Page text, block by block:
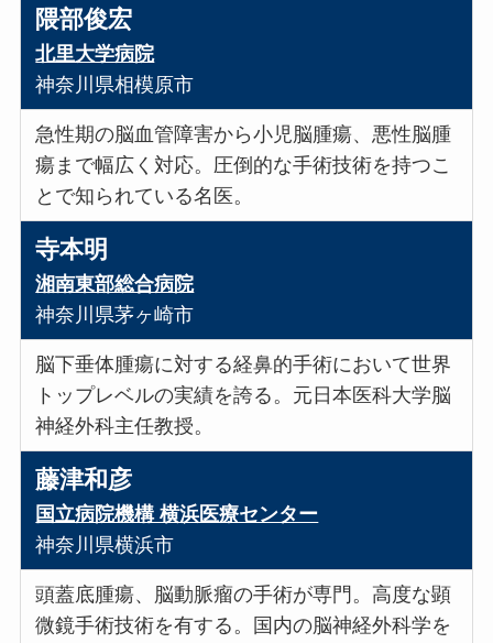
隈部俊宏
北里大学病院
神奈川県相模原市
急性期の脳血管障害から小児脳腫瘍、悪性脳腫
瘍まで幅広く対応。圧倒的な手術技術を持つこ
とで知られている名医。
寺本明
湘南東部総合病院
神奈川県茅ヶ崎市
脳下垂体腫瘍に対する経鼻的手術において世界
トップレベルの実績を誇る。元日本医科大学脳
神経外科主任教授。
藤津和彦
国立病院機構 横浜医療センター
神奈川県横浜市
頭蓋底腫瘍、脳動脈瘤の手術が専門。高度な顕
微鏡手術技術を有する。国内の脳神経外科学を